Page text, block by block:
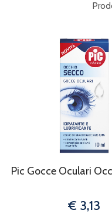
Pic Gocce Oculari
€ 3,13